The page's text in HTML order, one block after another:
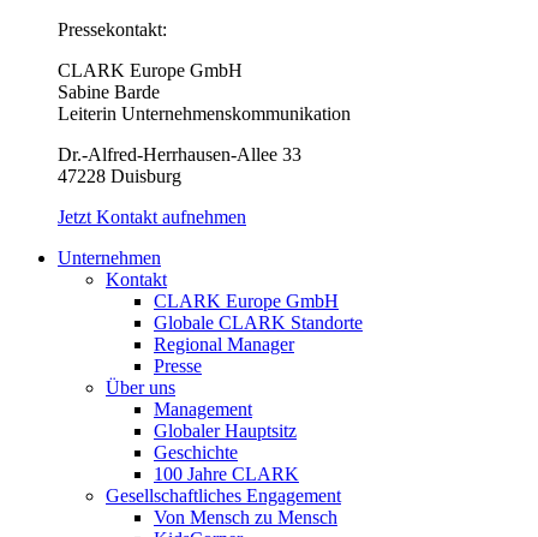
Pressekontakt:
CLARK Europe GmbH
Sabine Barde
Leiterin Unternehmenskommunikation
Dr.-Alfred-Herrhausen-Allee 33
47228 Duisburg
Jetzt Kontakt aufnehmen
Unternehmen
Kontakt
CLARK Europe GmbH
Globale CLARK Standorte
Regional Manager
Presse
Über uns
Management
Globaler Hauptsitz
Geschichte
100 Jahre CLARK
Gesellschaftliches Engagement
Von Mensch zu Mensch